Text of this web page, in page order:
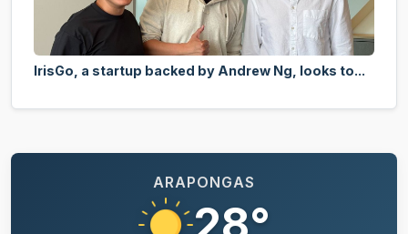
IrisGo, a startup backed by Andrew Ng, looks to...
ARAPONGAS